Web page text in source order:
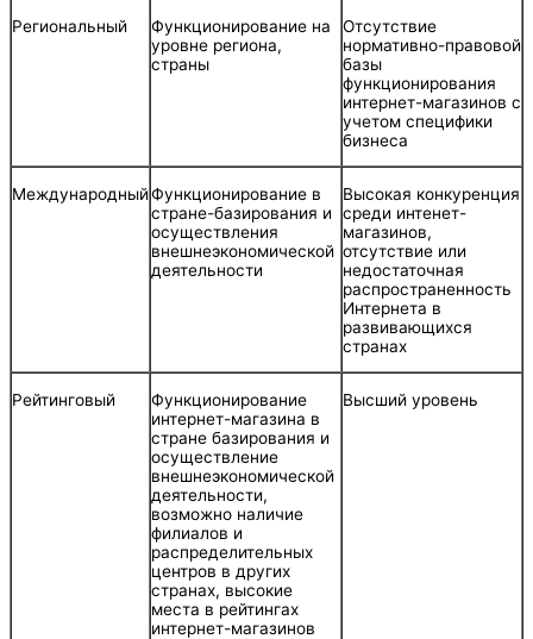
Региональный
Функционирование на
уровне региона,
страны
Отсутствие
нормативно-правовой
базы
функционирования
интернет-магазинов с
учетом специфики
бизнеса
МеждународныйФункционирование в
стране-базирования и
осуществления
внешнеэкономической
деятельности
Высокая конкуренция
среди интенет-
магазинов,
отсутствие или
недостаточная
распространенность
Интернета в
развивающихся
странах
Рейтинговый
Функционирование
интернет-магазина в
стране базирования и
осуществление
внешнеэкономической
деятельности,
возможно наличие
филиалов и
распределительных
центров в других
странах, высокие
места в рейтингах
интернет-магазинов
Высший уровень